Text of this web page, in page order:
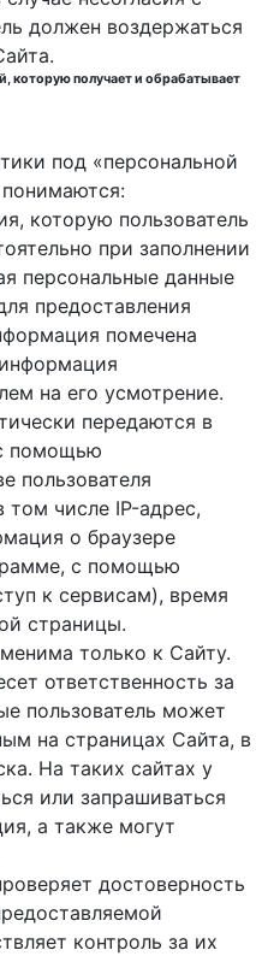
должен воздержаться
которую получает и обрабатывает
под «персональной
которую пользователь
при заполнении
персональные данные
предоставления
помечена
на его усмотрение.
передаются в
помощью
пользователя
том числе IP-адрес,
о браузере
с помощью
к cервисам), время
страницы.
только к Сайту.
ответственность за
пользователь может
на страницах Сайта, в
На таких сайтах у
или запрашиваться
а также могут
достоверность
контроль за их